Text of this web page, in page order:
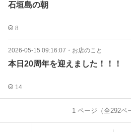
石垣島の朝
8
2026-05-15 09:16:07 ・ お店のこと
本日20周年を迎えました！！！
14
1 ページ（全292ペ